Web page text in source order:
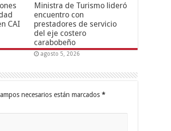
CAI
Ministra de Turismo lideró
encuentro con
prestadores de servicio
del eje costero
carabobeño
agosto 5, 2026
necesarios están marcados *